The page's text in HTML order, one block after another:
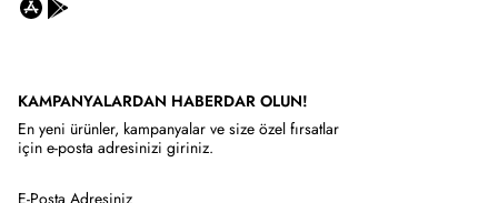
KAMPANYALARDAN HABERDAR OLUN!
En yeni ürünler, kampanyalar ve size özel fırsatlar
için e-posta adresinizi giriniz.